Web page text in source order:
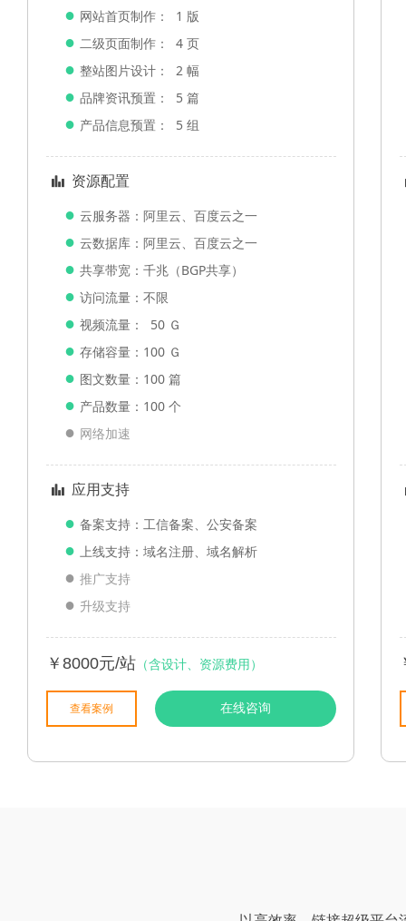
● 网站首页制作： 1 版
● 二级页面制作： 4 页
● 整站图片设计： 2 幅
● 品牌资讯预置： 5 篇
● 产品信息预置： 5 组
● 云服务器：阿里云、百度云之一
● 云数据库：阿里云、百度云之一
● 共享带宽：千兆（BGP共享）
● 访问流量：不限
● 视频流量： 50 Ｇ
● 存储容量：100 Ｇ
● 图文数量：100 篇
● 产品数量：100 个
● 网络加速
뀲 资源配置
在线咨询
￥8000元/站 （含设计、资源费用）
查看案例
● 备案支持：工信备案、公安备案
● 上线支持：域名注册、域名解析
● 推广支持
● 升级支持
뀲 应用支持